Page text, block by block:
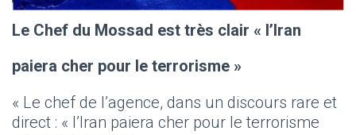
Le Chef du Mossad est très clair « l’Iran
paiera cher pour le terrorisme »
« Le chef de l’agence, dans un discours rare et
direct : « l’Iran paiera cher pour le terrorisme